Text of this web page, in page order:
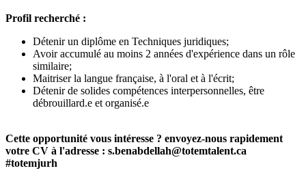
Profil recherché :
Détenir un diplôme en Techniques juridiques;
Avoir accumulé au moins 2 années d'expérience dans un rôle
similaire;
Maitriser la langue française, à l'oral et à l'écrit;
Détenir de solides compétences interpersonnelles, être
débrouillard.e et organisé.e
Cette opportunité vous intéresse ? envoyez-nous rapidement
votre CV à l'adresse : s.benabdellah@totemtalent.ca
#totemjurh